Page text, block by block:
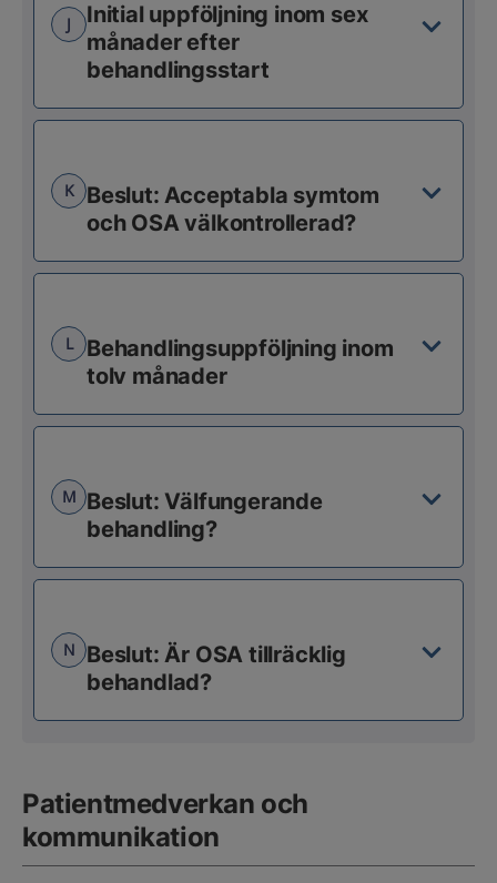
J
Initial uppföljning inom sex
månader efter
behandlingsstart
K
Beslut: Acceptabla symtom
och OSA välkontrollerad?
L
Behandlingsuppföljning inom
tolv månader
M Beslut: Välfungerande
behandling?
N
Beslut: Är OSA tillräcklig
behandlad?
Patientmedverkan och
kommunikation